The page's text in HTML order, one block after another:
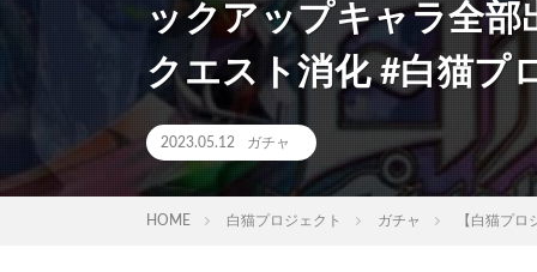
ックアップキャラ全
クエスト消化 #白猫プ
2023.05.12 ガチャ
HOME 白猫プロジェクト ガチャ 【白猫プ